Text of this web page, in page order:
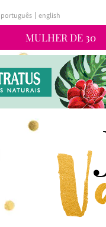
MULHER DE 30
português english